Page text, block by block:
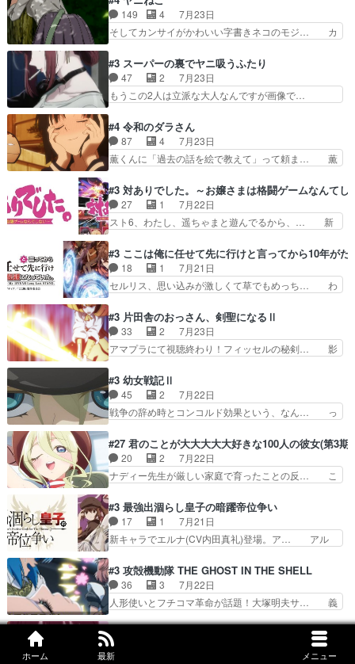
ホーム 最新 メニュー
題解決特筆する事は無いが、… 今週もありがとう
ございます耳がヒクヒクな… 時計台に登ってるの
見ると挟まれないか心配…
ちを信じてアリスを預ける、鏡を信じ… 勇者パー
ティが仲間になった！？会話が通じ… 鏡の過去、
辛すぎて胸が苦しくなりました…… 最初、勇者パ
コちゃんの性別が間違えられ… 鏡の両親がモンス
ターと人間にそれぞれ命を… 胸が苦しくなるほど
鏡くんの過去がとても残…
149 4
7月23日
そしてカンサイがかわいい字書きネコのモジ… カ
は『ちんこ』によってリミッターが外れ… 今回は
汚い要素あまりなく普通にギャグアニ… あとアイ
キャッチが釈迦だったの本当に最高… まー、今回
もコンプライアンス違反にどこま… 達郎のオチに
ニメが好きでも大丈夫だよ」… あんな事こんな事
いっぱいさせられちゃうこ… 妹ネコちゃんのバー
ガーにタバコ入ってるの…
#3 スーパーの裏でヤニ吸うふたり
47 2
7月23日
もうこの2人は立派な大人なんですが画像で…
こ叡智でセクシー！ミストふっかけて嗅ぎ… あい
かわらず山田さんと田山さんが同一人物… 今さら
だけどずとまよのOP合ってるね。首… 佐々木と
田山さんにロマンスの香りが漂って… 佐々木さん
「ただのヤニ仲間」から「ちゃ… 田山から消臭ミ
ストを戴いてお礼返しをして… からかったつもり
なのに、思いもよらない佐…
#4 令和のダラさん
87 4
7月23日
薫くんに「過去の話を絵で教えて」って頼ま… 薫
シリアス展開になるかと思ったら全然そ… 薫が通
うは応神町立応神北小学校一方、日向… 思ったの
と違う刺客出てきたwwただ関西弁… とエピソー
ドの進みにおどろくけど、気持ち… ①作文の定番
れしてきた。ミステリアスな… 弟くんから昔の話
を絵に描いて！と言われた… 神をも恐れぬ姉弟と
ダラさんのコメディかと…
#3 対ありでした。～お嬢さまは格闘ゲームなんてし
27 1
7月22日
スト6、わたし、遥ちゃまと遊んでるから、… 新
ぁ、こんな都合よく格ゲー女子が集まるか… 規律
違反は許さない人かと負けず嫌いの可愛… 何かに
一生懸命になっている女の子はかわい… 先の一件
で綾と美緒は親しくなる。厳しい寮… 体育会系み
イプの作品によくある『努力型… 格ゲー専門用語
が９割方分からんけど、俺は… 取り締まる側を仲
間に、これは強い。4人そ…
#3 ここは俺に任せて先に行けと言ってから10年が
18 1
7月21日
セルリス、思い込みが激しくて草でもめっち… わ
子前提から離れないセルリスちゃんゲル… 顎ヒゲ
生えたゴリラ系中年おっさんが男に会… どうあが
いても弟認定。ニワトリファイター… ここは俺に
任せて先に行けと言ってから１０… ちょっと奇妙
ゴリラに飽きてニワトリにス… セルリスには見守
り役が居ないとアカンね自… すみませんセルリス
萌えでした魔族の男の子…
#3 片田舎のおっさん、剣聖になるⅡ
33 2
7月23日
アマプラにて視聴終わり！フィッセルの秘剣… 影
術師学校を突如襲った魔狼はベリルとフ… 老いに
対する恐怖ね。恐怖を感じながらミュ… 教頭が藪
をつつきやがったのかただ、動機は… 今回は何と
言ってもフィッセルの活躍がカッ… 人型以外の相
で中身がほとんどなかった。… 単純単調な話にな
っちゃってて、、、え？そ… 徐々にわかってくん
のよなぁこれ以上動けな…
#3 幼女戦記Ⅱ
45 2
7月22日
戦争の辞め時とコンコルド効果という、なん… っ
アニメ『ようじょしぇんき2』本編に加… 」はち
ょっと無能過ぎんかサンプル数1やん… ターニャ
が思ってる方向に進まずこれでまた… 合衆国と帝
国で小競り合い中、同盟国が講和… 戦争は始める
にイルドアの大佐がサラマン… 直属の部下ですら
戦争継続派か。。戦争は始… 「（あの量の差が気
になるッ!!!）」ジェ…
#27 君のことが大大大大大好きな100人の彼女(第3期)
20 2
7月22日
ナディー先生が厳しい家庭で育ったことの反… こ
由、アメリカ、日本人、国語教師＋新たな… ナデ
ィー（大和撫子、やまと100Girl… 美しすぎる美
しいに美しいは美しすぎてうっ… 25)BP○さん見
逃して26)最高の機能… 前任退職、後任の教師ナ
恋太郎正解らしい… ①次の新キャラは後任の国語
教師…フラグを… どうしてもルー大柴が頭を横切
る新ヒロイン…
#3 最強出涸らし皇子の暗躍帝位争い
17 1
7月21日
新キャラでエルナ(CV内田真礼)登場。ア… アル
るアニメが多いｗ骸骨騎士様、只今異… 傀儡政権
を狙っているのか、弟が皇帝になっ… エルナは
100%善意で絡んでくるのがやっ… アルノルトが
魔法特化で基礎体力は一般人以… これリアル内田
家ならヤバイトドメの踏みつ… ラブコメディは突
然にに求めていたのは頭の… 主人公含めどいつも
こいつもカラフルなだけ… 跡継ぎ候補多すぎるw
#3 攻殻機動隊 THE GHOST IN THE SHELL
36 3
7月22日
人形使いとフチコマ革命が話題！大塚明夫サ… 義
2029年の科学文明について我々の世界… まず、
効果音がいい。私が思うに、銃撃戦が… いきなり
のハラハラ感。犯人をどんどん追い… 擬似記憶な
#3 転校先の清楚可憐な美少女が、昔男子と思って一